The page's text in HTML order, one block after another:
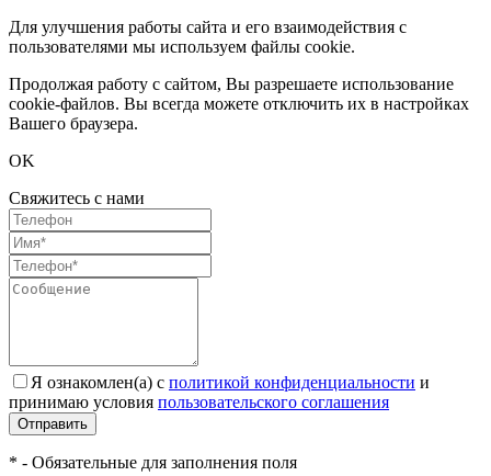
Для улучшения работы сайта и его взаимодействия с
пользователями мы используем файлы cookie.
Продолжая работу с сайтом, Вы разрешаете использование
cookie-файлов. Вы всегда можете отключить их в настройках
Вашего браузера.
OK
Свяжитесь с нами
Я ознакомлен(а) с политикой конфиденциальности и
принимаю условия пользовательского соглашения
Отправить
* - Обязательные для заполнения поля